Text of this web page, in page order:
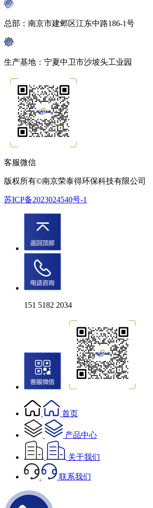
总部：南京市建邺区江东中路186-1号
生产基地：宁夏中卫市沙坡头工业园
客服微信
版权所有©南京荣泰得环保科技有限公司
苏ICP备2023024540号-1
151 5182 2034
首页
产品中心
关于我们
联系我们